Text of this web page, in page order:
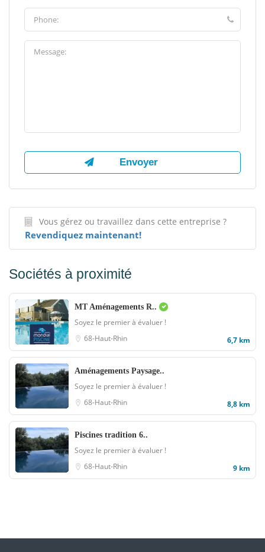
Vous gérez ou travaillez dans cette entreprise ?
Revendiquez maintenant!
Sociétés à proximité
MT Aménagements R..
Soyez le premier à évaluer !
68-Haut-Rhin
6,7 km
Aménagements Paysage..
Soyez le premier à évaluer !
68-Haut-Rhin
8,8 km
Piscines tradition 6..
Soyez le premier à évaluer !
68-Haut-Rhin
9 km